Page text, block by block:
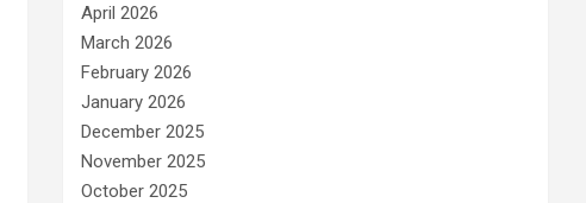
April 2026
March 2026
February 2026
January 2026
December 2025
November 2025
October 2025